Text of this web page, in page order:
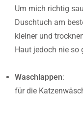
Um mich richtig
Duschtuch am
kleiner und
Haut jedoch nie so
Waschlappen:
für die